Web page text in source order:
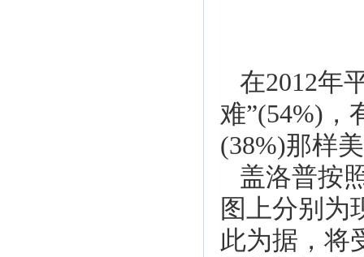
在2012年
难”(54%)，
(38%)那样
盖洛普按
图上分别为
此为据，将